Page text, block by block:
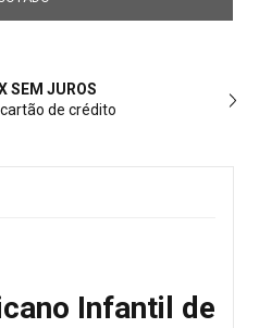
SEM JUROS
de crédito
Infantil de